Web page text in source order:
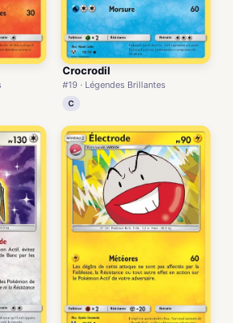
Crocrodil
#19 · Légendes Brillantes
C